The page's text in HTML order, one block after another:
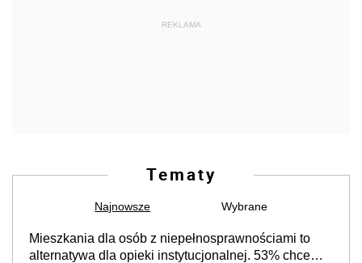
REKLAMA
Tematy
Najnowsze Wybrane
Mieszkania dla osób z niepełnosprawnościami to
alternatywa dla opieki instytucjonalnej. 53% chce